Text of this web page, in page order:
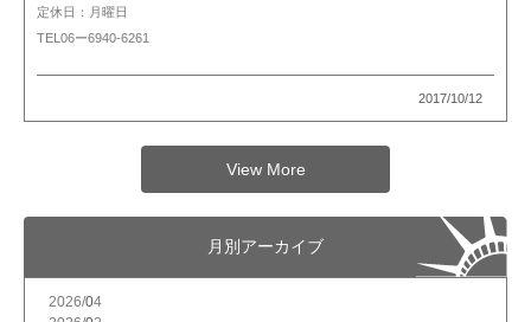
定休日：月曜日
TEL06ー6940-6261
2017/10/12
View More
月別アーカイブ
2026/ 4